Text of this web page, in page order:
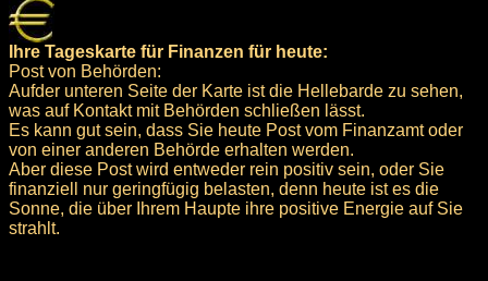
Ihre Tageskarte für Finanzen für heute:
Post von Behörden:
Aufder unteren Seite der Karte ist die Hellebarde zu sehen,
was auf Kontakt mit Behörden schließen lässt.
Es kann gut sein, dass Sie heute Post vom Finanzamt oder
von einer anderen Behörde erhalten werden.
Aber diese Post wird entweder rein positiv sein, oder Sie
finanziell nur geringfügig belasten, denn heute ist es die
Sonne, die über Ihrem Haupte ihre positive Energie auf Sie
strahlt.